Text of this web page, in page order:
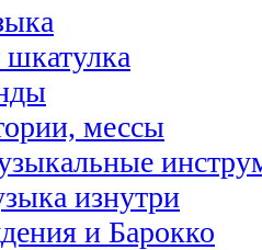
мессы
изнутри
и Барокко